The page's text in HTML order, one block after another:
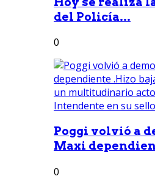
del Policía...
0
Poggi volvió a
Maxi
0